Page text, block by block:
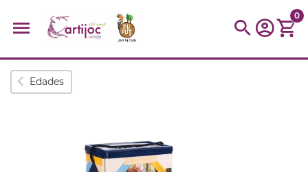
Búsquedas populares
0
Edades